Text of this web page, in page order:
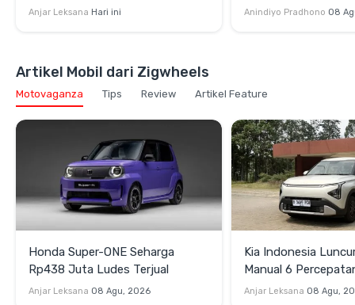
Dijual Mulai Rp173 Jutaan
Anjar Leksana Hari ini
Indonesia
Anindiyo Pradhono 08
Artikel Mobil dari Zigwheels
Motovaganza Tips Review Artikel Feature
Honda Super-ONE Seharga
Rp438 Juta Ludes Terjual
Anjar Leksana 08 Agu, 2026
Kia Indonesia
Manual 6
Rp269 Juta
Anjar Leksana 08 Agu,